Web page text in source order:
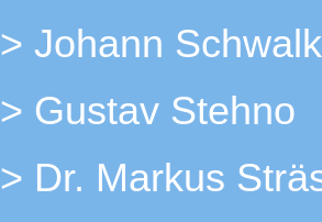
> Johann
> Gustav Stehno
> Dr. Markus